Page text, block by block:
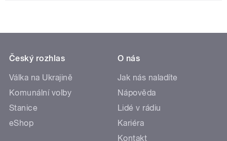
Český rozhlas
Válka na Ukrajině
Komunální volby
Stanice
eShop
O nás
Jak nás naladíte
Nápověda
Lidé v rádiu
Kariéra
Kontakt